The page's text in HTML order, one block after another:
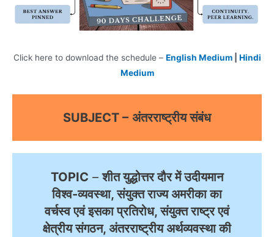
Click here to download the schedule – English Medium| Hindi
Medium
SUBJECT – अंतरराष्ट्रीय संबंध
TOPIC –शीत युद्धोत्तर दौर में उदीयमान
विश्व-व्यवस्था, संयुक्त राज्य अमरीका का
वर्चस्व एवं इसका प्रतिरोध, संयुक्त राष्ट्र एवं
क्षेत्रीय संगठन, अंतरराष्ट्रीय अर्थव्यवस्था की